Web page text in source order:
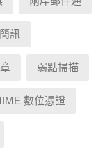
訊
弱點掃描
數位憑證